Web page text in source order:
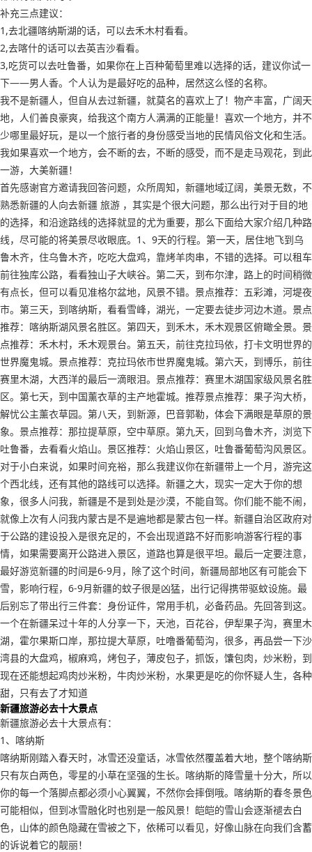
补充三点建议：
1,去北疆喀纳斯湖的话，可以去禾木村看看。
2,去喀什的话可以去英吉沙看看。
3,吃货可以去吐鲁番，如果你在上百种葡萄里难以选择的话，建议你试一
下——男人香。个人认为是最好吃的品种，居然这么怪的名称。
我不是新疆人，但自从去过新疆，就莫名的喜欢上了！物产丰富，广阔天
地，人们善良豪爽，给我这个南方人满满的正能量！喜欢一个地方，并不
少哪里最好玩，是以一个旅行者的身份感受当地的民情风俗文化和生活。
我如果喜欢一个地方，会不断的去，不断的感受，而不是走马观花，到此
一游，大美新疆！
首先感谢官方邀请我回答问题，众所周知，新疆地域辽阔，美景无数，不
熟悉新疆的人向去新疆 旅游 ，其实是个很大问题，那么出行对于目的地
的选择，和沿途路线的选择就显的尤为重要，那么下面给大家介绍几种路
线，尽可能的将美景尽收眼底。1、9天的行程。第一天，居住地飞到乌
鲁木齐，住乌鲁木齐，吃吃大盘鸡，靠烤羊肉串，不错的选择。可以租车
前往独库公路，看看独山子大峡谷。第二天，到布尔津，路上的时间稍微
有点长，但可以看见准格尔盆地，风景不错。景点推荐：五彩滩，河堤夜
市。第三天，到喀纳斯，看看雪峰，湖光，一定要去徒步河边木道。景点
推荐：喀纳斯湖风景名胜区。第四天，到禾木，禾木观景区俯瞰全景。景
点推荐：禾木村，禾木观景台。第五天，前往克拉玛依，打卡文明世界的
世界魔鬼城。景点推荐：克拉玛依市世界魔鬼城。第六天，到博乐，前往
赛里木湖，大西洋的最后一滴眼泪。景点推荐：赛里木湖国家级风景名胜
区。第七天，到中国薰衣草的主产地霍城。推荐景点推荐：果子沟大桥，
解忧公主薰衣草园。第八天，到新源，巴音郭勒，体会下满眼是草原的景
象。景点推荐：那拉提草原，空中草原。第九天，回到乌鲁木齐，浏览下
吐鲁番，去看看火焰山。景区推荐：火焰山景区，吐鲁番葡萄沟风景区。
对于小白来说，如果时间充裕，那么我建议你在新疆带上一个月，游完这
个西北线，还有其他的路线可以选择。新疆之大，现实一定大于你的想
象，很多人问我，新疆是不是到处是沙漠，不能自驾。你们能不能不闹，
就像上次有人问我内蒙古是不是遍地都是蒙古包一样。新疆自治区政府对
于公路的建设投入是很充足的，不会出现道路不好而影响游客行程的事
情，如果需要离开公路进入景区，道路也算是很平坦。最后一定要注意，
最好游览新疆的时间是6-9月，除了这个时间，新疆局部地区有可能会下
雪，影响行程，6-9月新疆的蚊子很是凶猛，出行记得携带驱蚊设施。最
后别忘了带出行三件套：身份证件，常用手机，必备药品。先回答到这。
一个在新疆呆过十年的人分享一下，天池，百花谷，伊犁果子沟，赛里木
湖，霍尔果斯口岸，那拉提大草原，吐噜番葡萄沟，很多，再品尝一下沙
湾县的大盘鸡，椒麻鸡，烤包子，薄皮包子，抓饭，馕包肉，炒米粉，到
现在还能想起鸡肉炒米粉，牛肉炒米粉，水果更是吃的你怀疑人生，各种
甜，只有去了才知道
新疆旅游必去十大景点
新疆旅游必去十大景点有：
1、喀纳斯
喀纳斯刚踏入春天时，冰雪还没童话，冰雪依然覆盖着大地，整个喀纳斯
只有灰白两色，零星的小草在坚强的生长。喀纳斯的降雪量十分大，所以
你的每一个落脚点都必须小心翼翼，不然你会摔倒哦。喀纳斯的春冬景色
可能相似，但到冰雪融化时也别是一般风景！皑皑的雪山会逐渐褪去白
色，山体的颜色隐藏在雪被之下，依稀可以看见，好像山脉在向我们含蓄
的诉说着它的靓丽！